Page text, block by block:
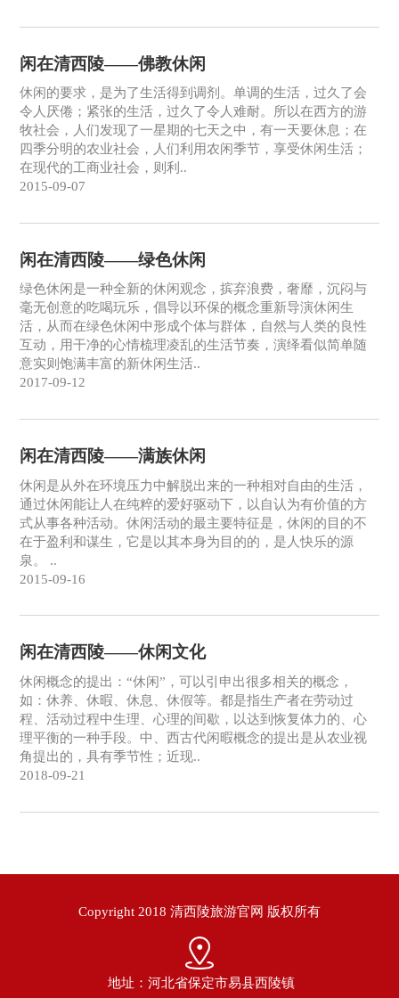
闲在清西陵——佛教休闲
休闲的要求，是为了生活得到调剂。单调的生活，过久了会
令人厌倦；紧张的生活，过久了令人难耐。所以在西方的游
牧社会，人们发现了一星期的七天之中，有一天要休息；在
四季分明的农业社会，人们利用农闲季节，享受休闲生活；
在现代的工商业社会，则利..
2015-09-07
闲在清西陵——绿色休闲
绿色休闲是一种全新的休闲观念，摈弃浪费，奢靡，沉闷与
毫无创意的吃喝玩乐，倡导以环保的概念重新导演休闲生
活，从而在绿色休闲中形成个体与群体，自然与人类的良性
互动，用干净的心情梳理凌乱的生活节奏，演绎看似简单随
意实则饱满丰富的新休闲生活..
2017-09-12
闲在清西陵——满族休闲
休闲是从外在环境压力中解脱出来的一种相对自由的生活，
通过休闲能让人在纯粹的爱好驱动下，以自认为有价值的方
式从事各种活动。休闲活动的最主要特征是，休闲的目的不
在于盈利和谋生，它是以其本身为目的的，是人快乐的源
泉。 ..
2015-09-16
闲在清西陵——休闲文化
休闲概念的提出：“休闲”，可以引申出很多相关的概念，
如：休养、休暇、休息、休假等。都是指生产者在劳动过
程、活动过程中生理、心理的间歇，以达到恢复体力的、心
理平衡的一种手段。中、西古代闲暇概念的提出是从农业视
角提出的，具有季节性；近现..
2018-09-21
Copyright 2018 清西陵旅游官网 版权所有
地址：河北省保定市易县西陵镇